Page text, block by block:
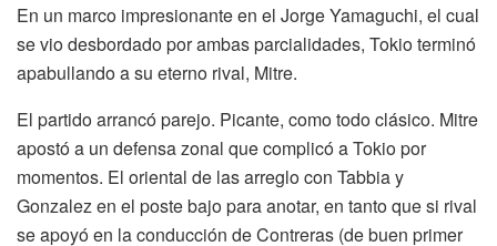
En un marco impresionante en el Jorge Yamaguchi, el cual
se vio desbordado por ambas parcialidades, Tokio terminó
apabullando a su eterno rival, Mitre.
El partido arrancó parejo. Picante, como todo clásico. Mitre
apostó a un defensa zonal que complicó a Tokio por
momentos. El oriental de las arreglo con Tabbia y
Gonzalez en el poste bajo para anotar, en tanto que si rival
se apoyó en la conducción de Contreras (de buen primer